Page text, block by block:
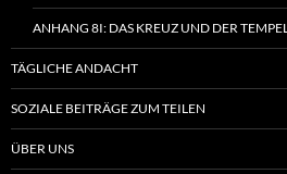
ANHANG 8I: DAS KREUZ UND DER TEMPEL
TÄGLICHE ANDACHT
SOZIALE BEITRÄGE ZUM TEILEN
ÜBER UNS